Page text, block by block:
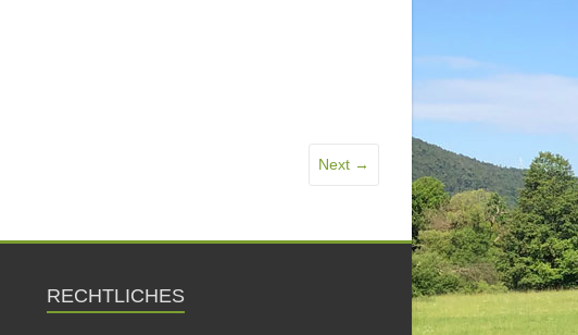
Next →
RECHTLICHES